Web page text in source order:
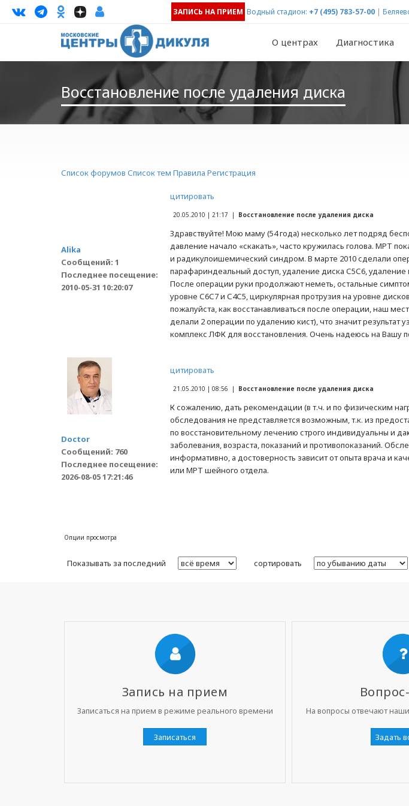
ЗАПИСЬ НА ПРИЕМ Водный стадион: +7 (495) 783-57-00 |
О центрах Диагностика
Восстановление после удаления диска
Список форумов Список тем Правила Регистрация
Alika
Сообщений: 1
Последнее посещение:
2010-05-31 10:20:07
цитировать
20.05.2010 | 21:17 | Восстановление после удаления диска
Здравствуйте! Мою маму (54 года) несколько лет подряд
давление начало «скакать», часто кружилась голова. МРТ
и радикулоишемический синдром. В марте 2010 сделали
парафариндеальный доступ, удаление диска С5С6,
После операции руки продолжают неметь, остальные
уровне С6С7 и С4С5, циркулярная протрузия на уровне
пожалуйста, как восстанавливаться после операции, наш
делали 2 операции по удалению кист), что значит
комплекс ЛФК для восстановления. Очень надеюсь на Вашу
Doctor
Сообщений: 760
Последнее посещение:
2026-08-05 17:21:46
цитировать
21.05.2010 | 08:56 | Восстановление после удаления диска
К сожалению, дать рекомендации (в т.ч. и по физическим
обследования не представляется возможным, т.к. из
по восстановительному лечению строго индивидуальны и
заболевания, возраста, показаний и противопоказаний.
информативно, а достоверность зависит от опыта врача и
или МРТ шейного отдела.
Опции просмотра
Показывать за последний сортировать
Запись на прием
Записаться на прием в режиме реального времени
Записаться
На вопросы отвечают
Задать